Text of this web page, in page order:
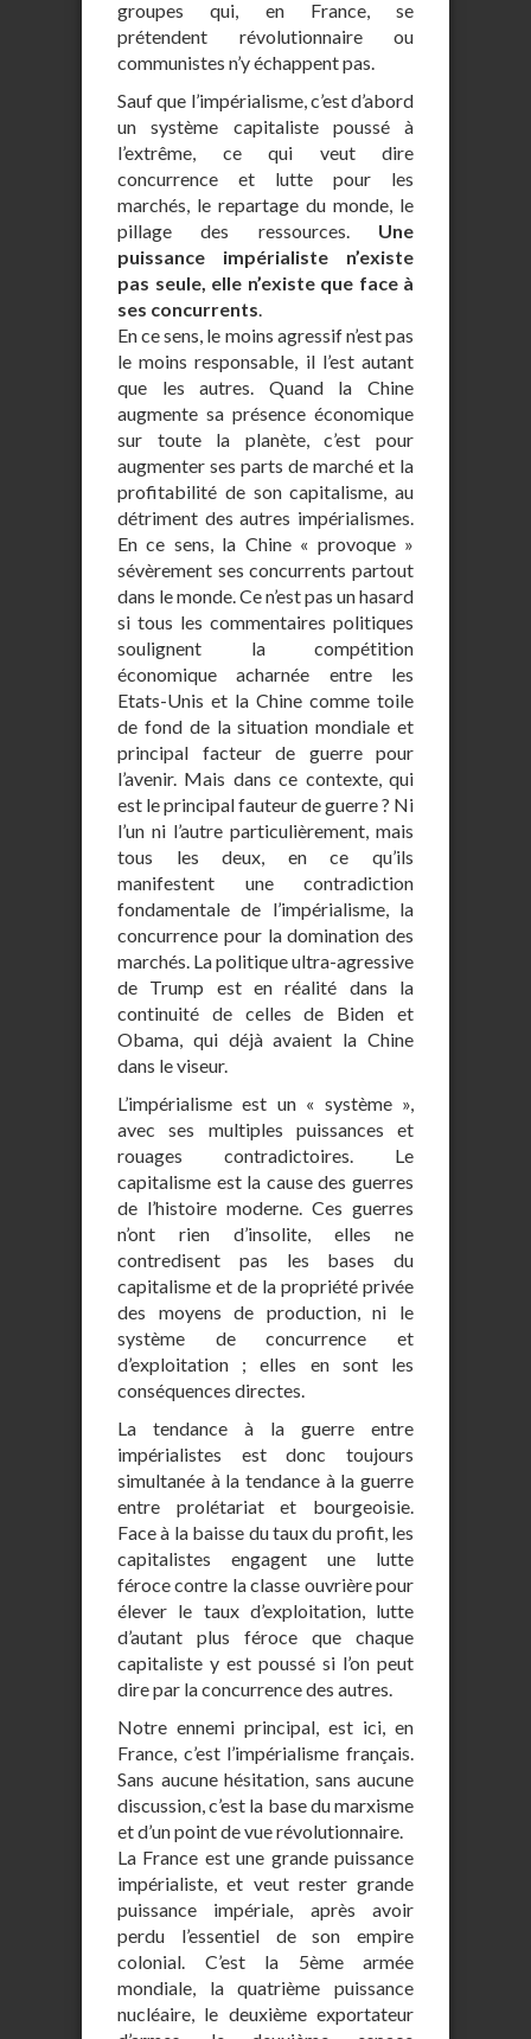
groupes qui, en France, se
prétendent révolutionnaire ou
communistes n’y échappent pas.
Sauf que l’impérialisme, c’est d’abord
un système capitaliste poussé à
l’extrême, ce qui veut dire
concurrence et lutte pour les
marchés, le repartage du monde, le
pillage des ressources. Une
puissance impérialiste n’existe
pas seule, elle n’existe que face à
ses concurrents.
En ce sens, le moins agressif n’est pas
le moins responsable, il l’est autant
que les autres. Quand la Chine
augmente sa présence économique
sur toute la planète, c’est pour
augmenter ses parts de marché et la
profitabilité de son capitalisme, au
détriment des autres impérialismes.
En ce sens, la Chine « provoque »
sévèrement ses concurrents partout
dans le monde. Ce n’est pas un hasard
si tous les commentaires politiques
soulignent la compétition
économique acharnée entre les
Etats-Unis et la Chine comme toile
de fond de la situation mondiale et
principal facteur de guerre pour
l’avenir. Mais dans ce contexte, qui
est le principal fauteur de guerre ? Ni
l’un ni l’autre particulièrement, mais
tous les deux, en ce qu’ils
manifestent une contradiction
fondamentale de l’impérialisme, la
concurrence pour la domination des
marchés. La politique ultra-agressive
de Trump est en réalité dans la
continuité de celles de Biden et
Obama, qui déjà avaient la Chine
dans le viseur.
L’impérialisme est un « système »,
avec ses multiples puissances et
rouages contradictoires. Le
capitalisme est la cause des guerres
de l’histoire moderne. Ces guerres
n’ont rien d’insolite, elles ne
contredisent pas les bases du
capitalisme et de la propriété privée
des moyens de production, ni le
système de concurrence et
d’exploitation ; elles en sont les
conséquences directes.
La tendance à la guerre entre
impérialistes est donc toujours
simultanée à la tendance à la guerre
entre prolétariat et bourgeoisie.
Face à la baisse du taux du profit, les
capitalistes engagent une lutte
féroce contre la classe ouvrière pour
élever le taux d’exploitation, lutte
d’autant plus féroce que chaque
capitaliste y est poussé si l’on peut
dire par la concurrence des autres.
Notre ennemi principal, est ici, en
France, c’est l’impérialisme français.
Sans aucune hésitation, sans aucune
discussion, c’est la base du marxisme
et d’un point de vue révolutionnaire.
La France est une grande puissance
impérialiste, et veut rester grande
puissance impériale, après avoir
perdu l’essentiel de son empire
colonial. C’est la 5ème armée
mondiale, la quatrième puissance
nucléaire, le deuxième exportateur